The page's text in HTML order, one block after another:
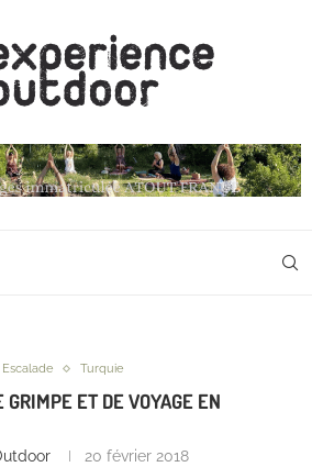
Escalade Turquie
ET DE VOYAGE EN
20 février 2018